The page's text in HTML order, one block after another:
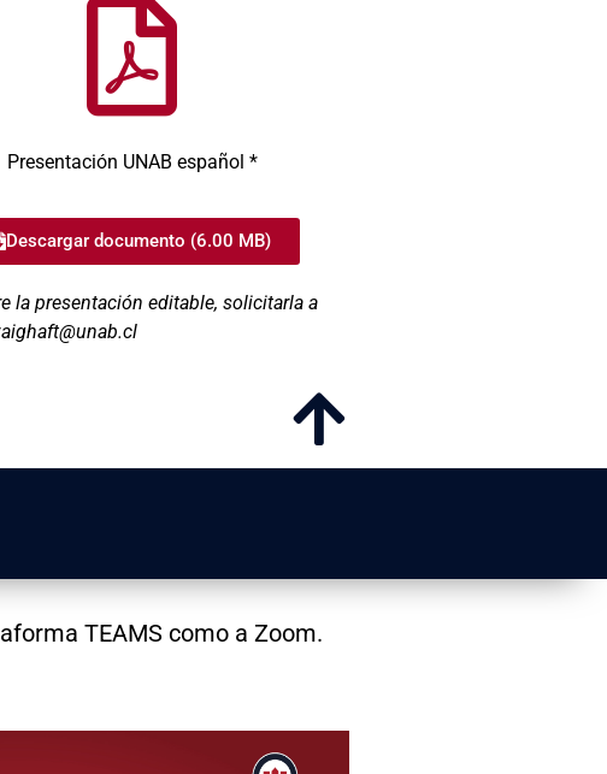
Presentación UNAB español *
Descargar documento (6.00 MB)
la presentación editable, solicitarla a
TEAMS como a Zoom.